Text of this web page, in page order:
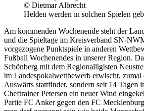
© Dietmar Albrecht
Helden werden in solchen Spielen
Am kommenden Wochenende steht der
und die Spieltage im Kreisverband SN-
vorgezogene Punktspiele in anderen
Fußball Wochenendes in unserer Region.
Schönberg mit dem Regionalligisten
im Landespokalwettbewerb erwischt, zumal
Auswärts stattfindet, sondern seit 14 Tagen
Cheftrainer Petersen ein neuer Wind
Partie FC Anker gegen den FC